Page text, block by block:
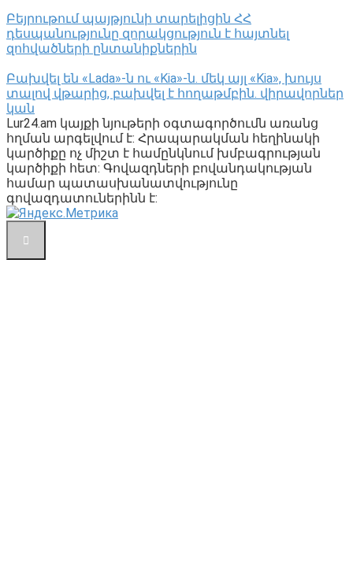
Բեյրութում պայթյունի տարելիցին ՀՀ
դեսպանությունը զորակցություն է հայտնել
զոհվածների ընտանիքներին
Բախվել են «Lada»-ն ու «Kia»-ն. մեկ այլ «Kia», խույս
տալով վթարից, բախվել է հողաթմբին. վիրավորներ
կան
Lur24.am կայքի նյութերի օգտագործումն առանց
հղման արգելվում է: Հրապարակման հեղինակի
կարծիքը ոչ միշտ է համընկնում խմբագրության
կարծիքի հետ: Գովազդների բովանդակության
համար պատասխանատվությունը
գովազդատուներինն է: